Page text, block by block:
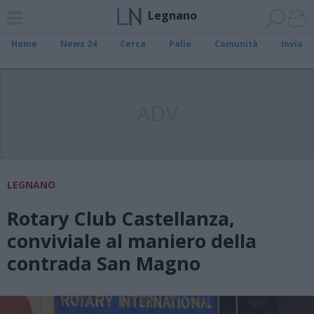
Legnano
Home News 24 Cerca Palio Comunità Invia
LEGNANO
Rotary Club Castellanza,
conviviale al maniero della
contrada San Magno